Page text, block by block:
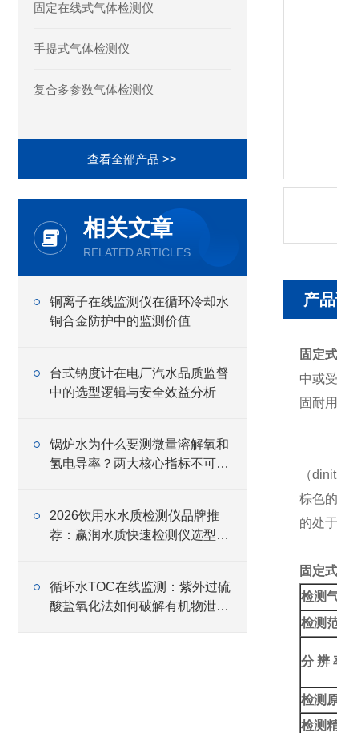
固定在线式气体检测仪
手提式气体检测仪
复合多参数气体检测仪
查看全部产品 >>
相关文章
RELATED ARTICLES
铜离子在线监测仪在循环冷却水
铜合金防护中的监测价值
台式钠度计在电厂汽水品质监督
中的选型逻辑与安全效益分析
锅炉水为什么要测微量溶解氧和
氢电导率？两大核心指标不可忽
2026饮用水水质检测仪品牌推
荐：赢润水质快速检测仪选型指
循环水TOC在线监测：紫外过硫
酸盐氧化法如何破解有机物泄漏
产
固定
中或
固耐
（
棕色
的处
固定
检测
检测
分 辨
检测
检测